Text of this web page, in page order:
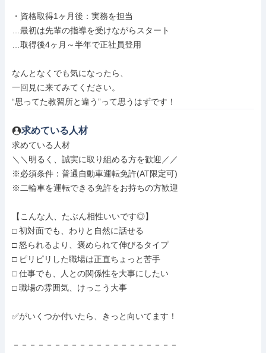
・資格取得1ヶ月後：実務を担当
…最初は先輩の指導を受けながらスタート
…取得後4ヶ月～半年で正社員登用
なんとなくでも気になったら、
一回見に来てみてください。
“思ってた教習所と違う”って思うはずです！
求めている人材
求めている人材
＼＼明るく、誠実に取り組める方を歓迎／／
※必須条件：普通自動車運転免許(AT限定可)
※二輪車を運転できる免許をお持ちの方歓迎
【こんな人、たぶん相性いいです◎】
□ 初対面でも、わりと自然に話せる
□ 怒られるより、褒められて伸びるタイプ
□ ピリピリした職場は正直ちょっと苦手
□ 仕事でも、人との関係性を大事にしたい
□ 職場の雰囲気、けっこう大事
✅がいくつか付いたら、きっと向いてます！
－－－－－－－－－－－－－－－－－－－－